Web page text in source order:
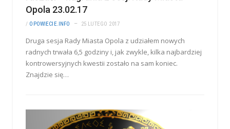
Opola 23.02.17
/ OPOWIECIE.INFO 25 LUTEGO 2017
Druga sesja Rady Miasta Opola z udziałem nowych
radnych trwała 6,5 godziny i, jak zwykle, kilka najbardziej
kontrowersyjnych kwestii zostało na sam koniec.
Znajdzie się…